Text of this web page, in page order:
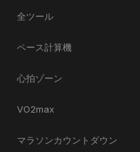
全ツール
ペース計算機
心拍ゾーン
VO2max
マラソンカウントダウン